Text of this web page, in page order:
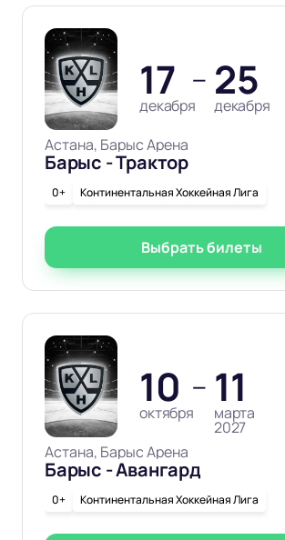
17
декабря
— 25
декабря
Астана, Барыс Арена
Барыс - Трактор
0+ Континентальная Хоккейная Лига
Выбрать билеты
10
октября
— 11
марта
2027
Астана, Барыс Арена
Барыс - Авангард
0+ Континентальная Хоккейная Лига